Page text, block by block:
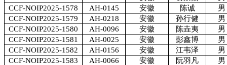
CCF-NOIP2025-1578
AH-0145 安徽 陈诚
男
CCF-NOIP2025-1579
AH-0218 安徽 孙行健
男
CCF-NOIP2025-1580
AH-0096 安徽 陈垚夷
男
CCF-NOIP2025-1581
AH-0025 安徽 彭鑫博
男
CCF-NOIP2025-1582
AH-0156 安徽 江韦泽
男
CCF-NOIP2025-1583
AH-0066 安徽 阮羽凡
男